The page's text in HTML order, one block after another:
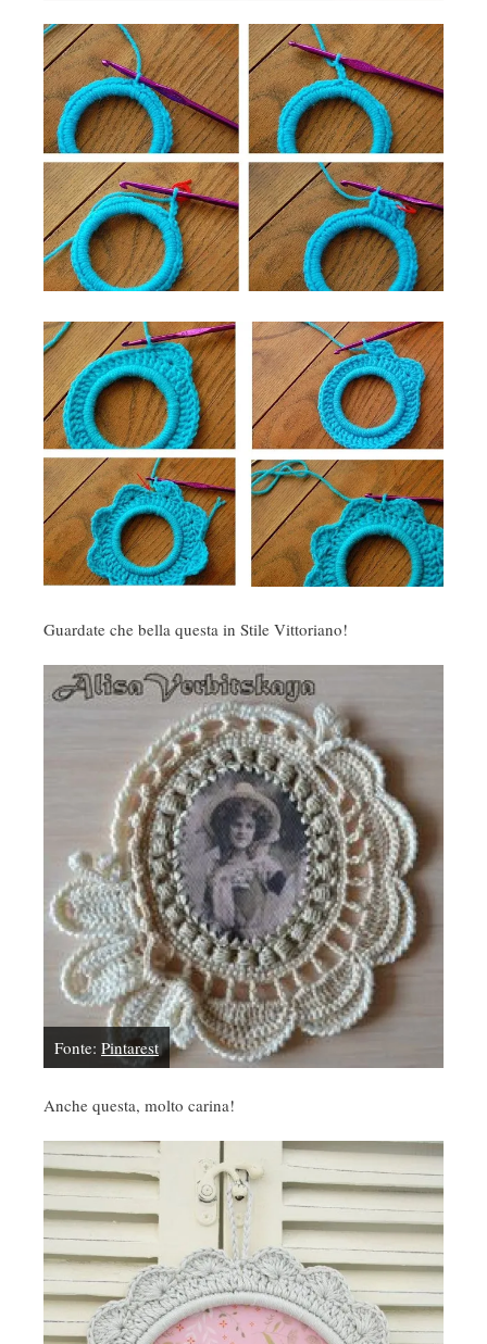
Guardate che bella questa in Stile Vittoriano!
Fonte: Pintarest
Anche questa, molto carina!